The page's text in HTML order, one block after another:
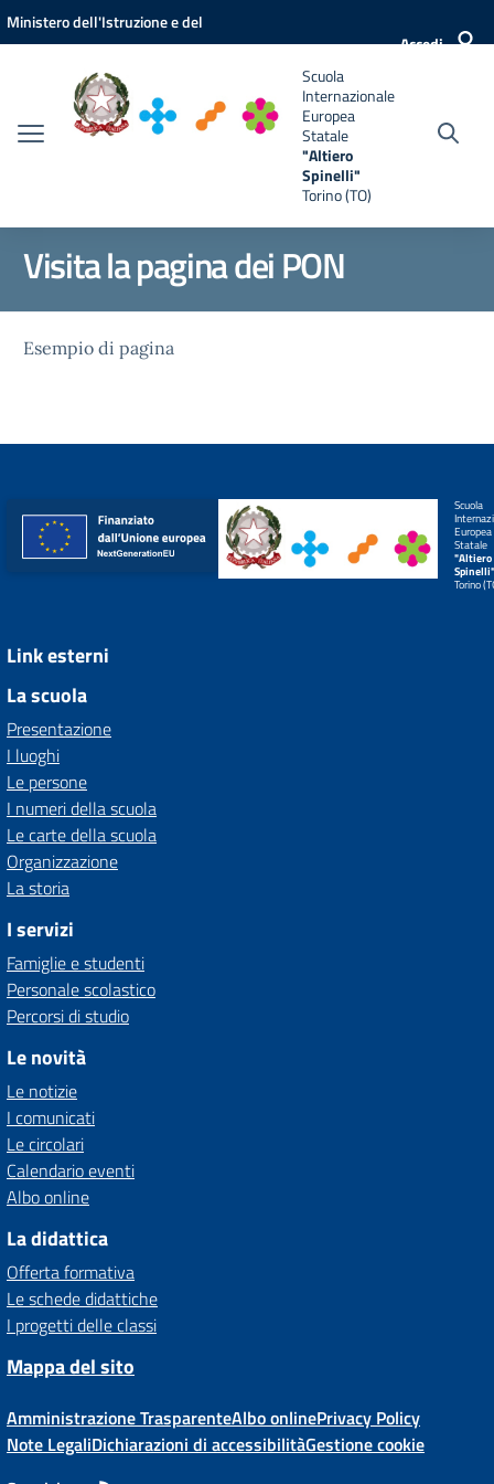
Vai ai contenuti
Vai al menu di navigazione
Vai al footer
Ministero dell'Istruzione e del
Accedi
Scuola
Internazionale
Europea
Statale
"Altiero
Spinelli"
Torino (TO)
Visita la pagina dei PON
Esempio di pagina
Scuola
Europea
Statale
"Altiero
Torino
Link esterni
La scuola
Presentazione
I luoghi
Le persone
I numeri della scuola
Le carte della scuola
Organizzazione
La storia
I servizi
Famiglie e studenti
Personale scolastico
Percorsi di studio
Le novità
Le notizie
I comunicati
Le circolari
Calendario eventi
Albo online
La didattica
Offerta formativa
Le schede didattiche
I progetti delle classi
Mappa del sito
Amministrazione TrasparenteAlbo onlinePrivacy Policy
Note LegaliDichiarazioni di accessibilitàGestione cookie